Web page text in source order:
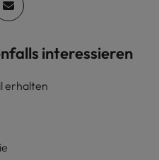
interessieren
erhalten